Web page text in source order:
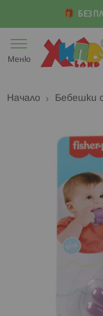
към
съдържанието
Меню
Начало Бебешки
изображенията